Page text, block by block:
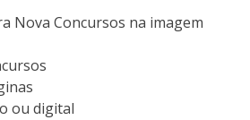
Nova Concursos na imagem
ou digital